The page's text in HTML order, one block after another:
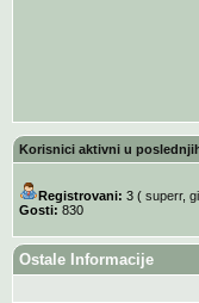
Korisnici aktivni u
Registrovani: 3 ( superr,
Gosti: 830
Ostale Informacije